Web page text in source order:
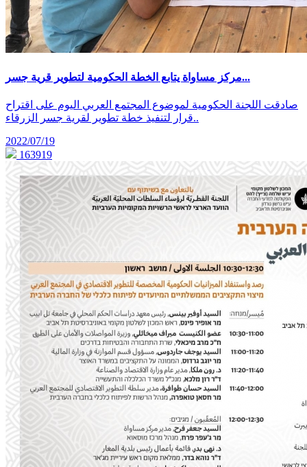
مركز مساواة يتابع الخطة الحكومية لتطوير قرية جسر...
صادقت اللجنة الحكومية لموضوع المجتمع العربي اليوم على اقتراح
قرار لتنفيذ خطة تطوير لقرية جسر الزرقاء..
2022/07/19
163919